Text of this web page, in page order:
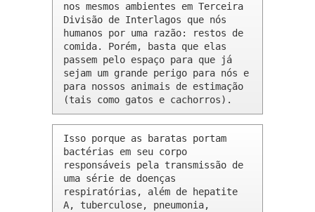
nos mesmos ambientes em Terceira
Divisão de Interlagos que nós
humanos por uma razão: restos de
comida. Porém, basta que elas
passem pelo espaço para que já
sejam um grande perigo para nós e
para nossos animais de estimação
(tais como gatos e cachorros).
Isso porque as baratas portam
bactérias em seu corpo
responsáveis pela transmissão de
uma série de doenças
respiratórias, além de hepatite
A, tuberculose, pneumonia,